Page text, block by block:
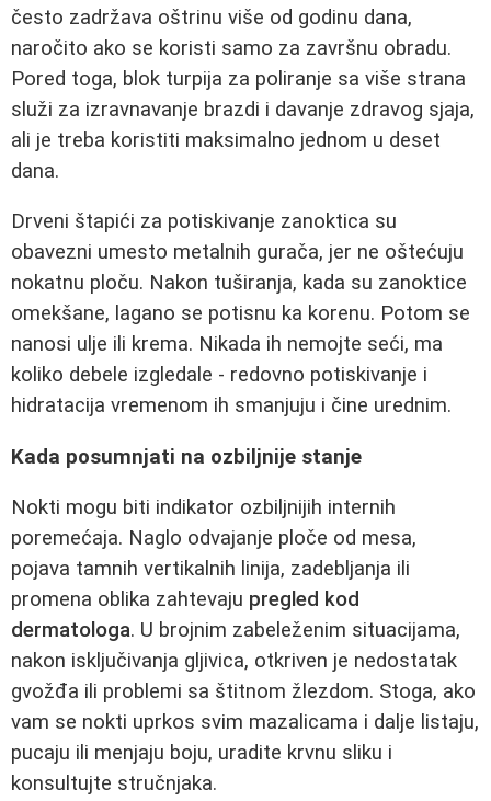
često zadržava oštrinu više od godinu dana,
naročito ako se koristi samo za završnu obradu.
Pored toga, blok turpija za poliranje sa više strana
služi za izravnavanje brazdi i davanje zdravog sjaja,
ali je treba koristiti maksimalno jednom u deset
dana.
Drveni štapići za potiskivanje zanoktica su
obavezni umesto metalnih gurača, jer ne oštećuju
nokatnu ploču. Nakon tuširanja, kada su zanoktice
omekšane, lagano se potisnu ka korenu. Potom se
nanosi ulje ili krema. Nikada ih nemojte seći, ma
koliko debele izgledale - redovno potiskivanje i
hidratacija vremenom ih smanjuju i čine urednim.
Kada posumnjati na ozbiljnije stanje
Nokti mogu biti indikator ozbiljnijih internih
poremećaja. Naglo odvajanje ploče od mesa,
pojava tamnih vertikalnih linija, zadebljanja ili
promena oblika zahtevaju pregled kod
dermatologa. U brojnim zabeleženim situacijama,
nakon isključivanja gljivica, otkriven je nedostatak
gvožđa ili problemi sa štitnom žlezdom. Stoga, ako
vam se nokti uprkos svim mazalicama i dalje listaju,
pucaju ili menjaju boju, uradite krvnu sliku i
konsultujte stručnjaka.